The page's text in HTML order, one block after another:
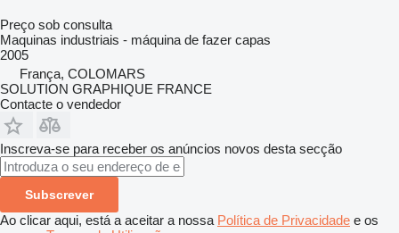
Preço sob consulta
Maquinas industriais - máquina de fazer capas
2005
França, COLOMARS
SOLUTION GRAPHIQUE FRANCE
Contacte o vendedor
Inscreva-se para receber os anúncios novos desta secção
Subscrever
Ao clicar aqui, está a aceitar a nossa Política de Privacidade e os